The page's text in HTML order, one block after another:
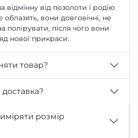
відмінну від позолоти і родію
облазять, вони довговічні, не
полірувати, після чого вони
нової прикраси.
товар?
доставка?
розмір